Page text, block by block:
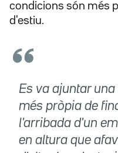
condicions són més
d'estiu.
Es va ajuntar
més pròpia de
l'arribada d'un
en altura que